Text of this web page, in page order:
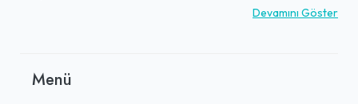
hissetmesini sağlar. Menüsünde İskender, yaprak döner ve
kahvaltı seçeneklerinin zenginliği sıklıkla övgüyle
Devamını Göster
Menü